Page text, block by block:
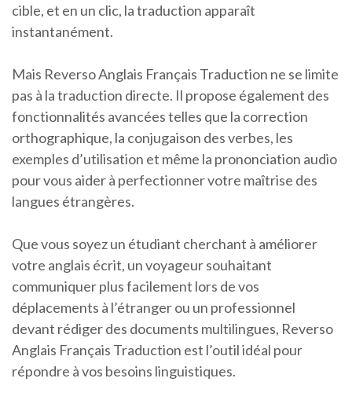
cible, et en un clic, la traduction apparaît
instantanément.
Mais Reverso Anglais Français Traduction ne se limite
pas à la traduction directe. Il propose également des
fonctionnalités avancées telles que la correction
orthographique, la conjugaison des verbes, les
exemples d’utilisation et même la prononciation audio
pour vous aider à perfectionner votre maîtrise des
langues étrangères.
Que vous soyez un étudiant cherchant à améliorer
votre anglais écrit, un voyageur souhaitant
communiquer plus facilement lors de vos
déplacements à l’étranger ou un professionnel
devant rédiger des documents multilingues, Reverso
Anglais Français Traduction est l’outil idéal pour
répondre à vos besoins linguistiques.